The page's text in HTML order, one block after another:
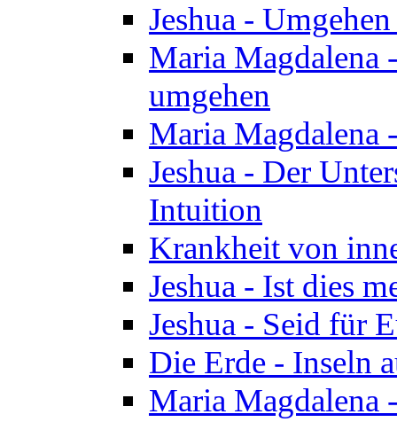
Jeshua -
Maria Magdalena
umgehen
Maria Magdalena
Jeshua - Der
Intuition
Krankheit von
Jeshua - Ist dies
Jeshua - Seid für
Die Erde - Inseln
Maria Magdalena